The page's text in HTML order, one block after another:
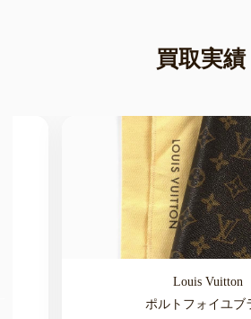
買取実績
Louis Vuitton
ポルトフォイユブ